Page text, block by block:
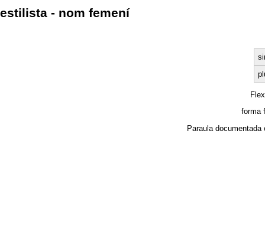
estilista - nom femení
forma
Paraula